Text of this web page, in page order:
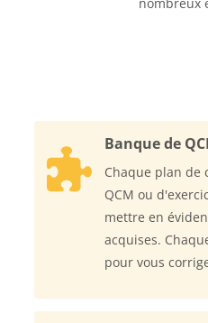
Banque de
Chaque plan de
QCM ou
mettre en
acquises.
pour vous